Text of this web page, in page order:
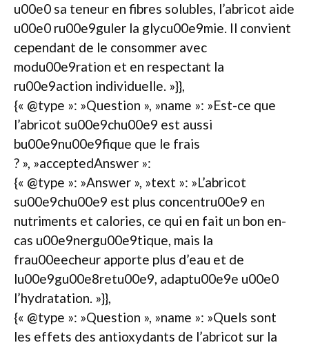
u00e0 sa teneur en fibres solubles, l’abricot aide
u00e0 ru00e9guler la glycu00e9mie. Il convient
cependant de le consommer avec
modu00e9ration et en respectant la
ru00e9action individuelle. »}},
{« @type »: »Question », »name »: »Est-ce que
l’abricot su00e9chu00e9 est aussi
bu00e9nu00e9fique que le frais
? », »acceptedAnswer »:
{« @type »: »Answer », »text »: »L’abricot
su00e9chu00e9 est plus concentru00e9 en
nutriments et calories, ce qui en fait un bon en-
cas u00e9nergu00e9tique, mais la
frau00eecheur apporte plus d’eau et de
lu00e9gu00e8retu00e9, adaptu00e9e u00e0
l’hydratation. »}},
{« @type »: »Question », »name »: »Quels sont
les effets des antioxydants de l’abricot sur la